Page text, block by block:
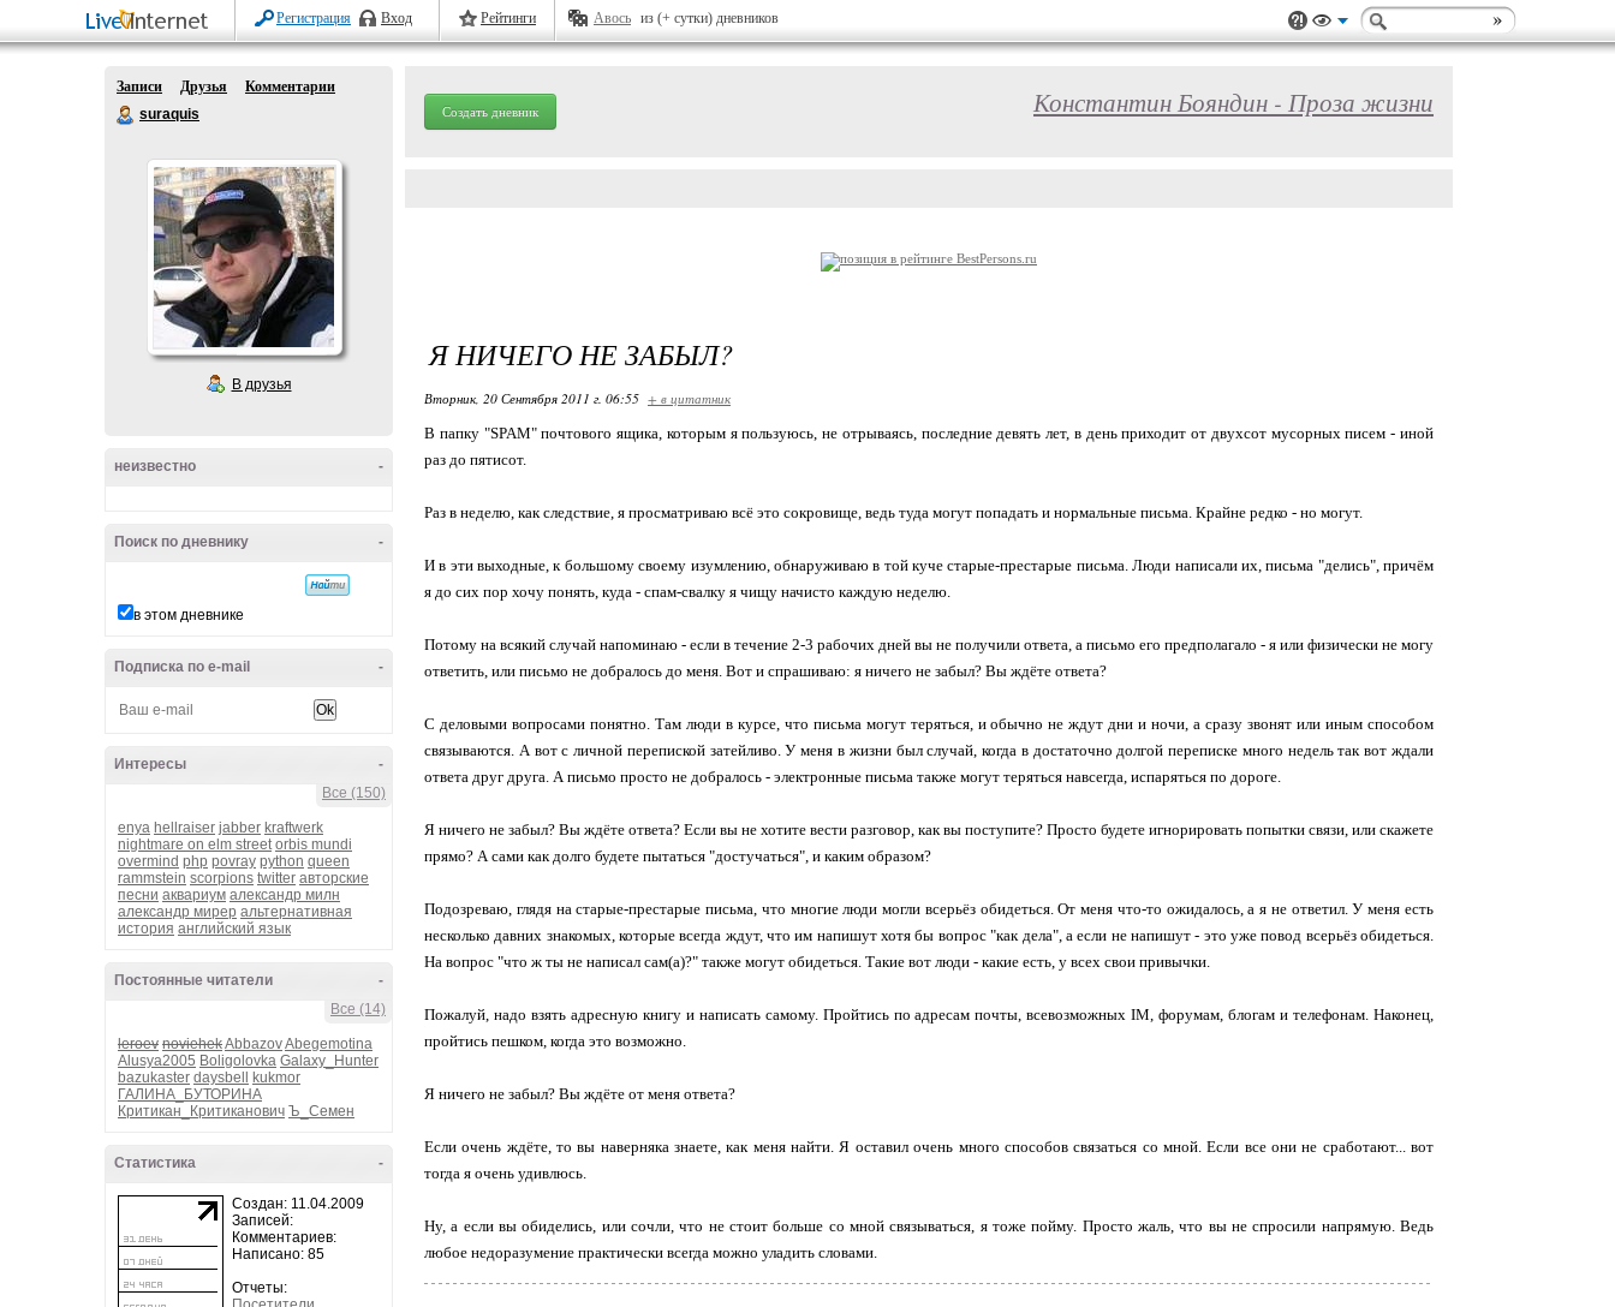
Регистрация Вход Рейтинги Авось из (+ сутки) дневников
Записи Друзья
Комментарии
suraquis
В друзья
-
неизвестно
-
Поиск по дневнику
в этом дневнике
-
Подписка по e-mail
-
Интересы
Все (150)
enya hellraiser jabber kraftwerk
nightmare on elm street orbis mundi
overmind php povray python queen
rammstein scorpions twitter авторские
песни аквариум александр милн
александр мирер альтернативная
история английский язык
-
Постоянные читатели
Все (14)
leroev noviehekAbbazovAbegemotina
Alusya2005 Boligolovka Galaxy_Hunter
bazukaster daysbell
kukmor
ГАЛИНА_БУТОРИНА
Критикан_Критиканович Ъ_Семен
-
Статистика
Создан: 11.04.2009
Записей:
Комментариев:
Написано: 85
Отчеты:
Создать дневник Константин Бояндин - Проза жизни
Я НИЧЕГО НЕ ЗАБЫЛ?
Вторник, 20 Сентября 2011 г. 06:55 + в цитатник
В папку "SPAM" почтового ящика, которым я пользуюсь, не отрываясь, последние девять лет, в день приходит от двухсот мусорных писем - иной
раз до пятисот.
Раз в неделю, как следствие, я просматриваю всё это сокровище, ведь туда могут попадать и нормальные письма. Крайне редко - но могут.
И в эти выходные, к большому своему изумлению, обнаруживаю в той куче старые-престарые письма. Люди написали их, письма "делись", причём
я до сих пор хочу понять, куда - спам-свалку я чищу начисто каждую неделю.
Потому на всякий случай напоминаю - если в течение 2-3 рабочих дней вы не получили ответа, а письмо его предполагало - я или физически не могу
ответить, или письмо не добралось до меня. Вот и спрашиваю: я ничего не забыл? Вы ждёте ответа?
С деловыми вопросами понятно. Там люди в курсе, что письма могут теряться, и обычно не ждут дни и ночи, а сразу звонят или иным способом
связываются. А вот с личной перепиской затейливо. У меня в жизни был случай, когда в достаточно долгой переписке много недель так вот ждали
ответа друг друга. А письмо просто не добралось - электронные письма также могут теряться навсегда, испаряться по дороге.
Я ничего не забыл? Вы ждёте ответа? Если вы не хотите вести разговор, как вы поступите? Просто будете игнорировать попытки связи, или скажете
прямо? А сами как долго будете пытаться "достучаться", и каким образом?
Подозреваю, глядя на старые-престарые письма, что многие люди могли всерьёз обидеться. От меня что-то ожидалось, а я не ответил. У меня есть
несколько давних знакомых, которые всегда ждут, что им напишут хотя бы вопрос "как дела", а если не напишут - это уже повод всерьёз обидеться.
На вопрос "что ж ты не написал сам(а)?" также могут обидеться. Такие вот люди - какие есть, у всех свои привычки.
Пожалуй, надо взять адресную книгу и написать самому. Пройтись по адресам почты, всевозможных IM, форумам, блогам и телефонам. Наконец,
пройтись пешком, когда это возможно.
Я ничего не забыл? Вы ждёте от меня ответа?
Если очень ждёте, то вы наверняка знаете, как меня найти. Я оставил очень много способов связаться со мной. Если все они не сработают... вот
тогда я очень удивлюсь.
Ну, а если вы обиделись, или сочли, что не стоит больше со мной связываться, я тоже пойму. Просто жаль, что вы не спросили напрямую. Ведь
любое недоразумение практически всегда можно уладить словами.